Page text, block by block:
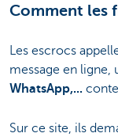
Comment les
Les escrocs
message en ligne,
WhatsApp,...
Sur ce site, ils